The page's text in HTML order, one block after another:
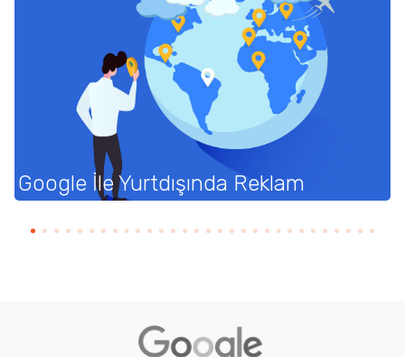
Google İle Yurtdışında Reklam